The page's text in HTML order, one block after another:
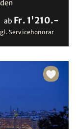
ab Fr. 1'210.-
Servicehonorar